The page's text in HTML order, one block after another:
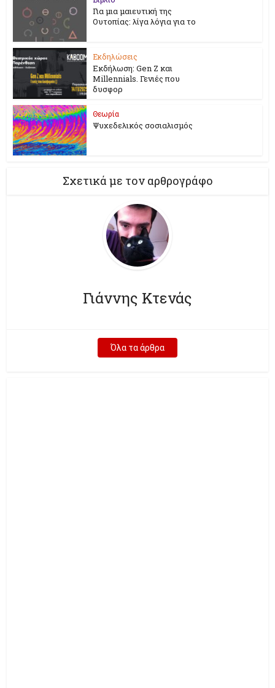
Για μια μαιευτική της
Ουτοπίας: λίγα λόγια για το
Εκδηλώσεις
Εκδήλωση: Gen Z και
Millennials. Γενιές που
δυσφορ
Θεωρία
Ψυχεδελικός σοσιαλισμός
Σχετικά με τον αρθρογράφο
Γιάννης Κτενάς
Όλα τα άρθρα